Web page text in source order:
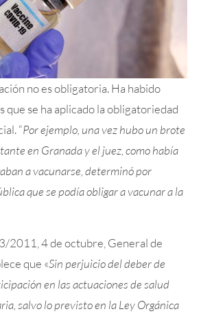
no es obligatoria. Ha habido
que se ha aplicado la obligatoriedad
“Por ejemplo, una vez hubo un brote
en Granada y el juez, como había
a vacunarse, determinó por
que se podía obligar a vacunar a la
2011, 4 de octubre, General de
que «Sin perjuicio del deber de
en las actuaciones de salud
salvo lo previsto en la Ley Orgánica